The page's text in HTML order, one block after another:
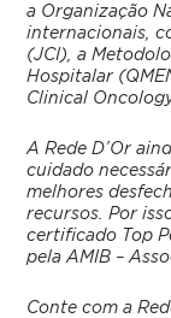
a Organização
internacionais,
(JCI), a
Hospitalar
Clinical
A Rede D’Or
cuidado
melhores
recursos. Por
certificado Top
pela AMIB –
Conte com a